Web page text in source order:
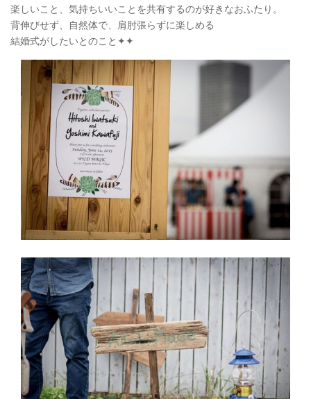
楽しいこと、気持ちいいことを共有するのが好きなおふたり。
背伸びせず、自然体で、肩肘張らずに楽しめる
結婚式がしたいとのこと✦✦